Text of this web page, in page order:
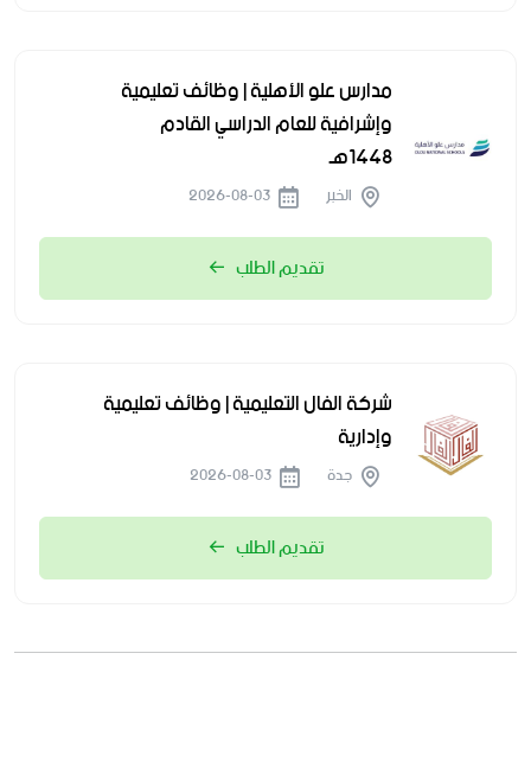
مدارس علو الأهلية | وظائف تعليمية
وإشرافية للعام الدراسي القادم
1448هـ
الخبر
تقديم الطلب
شركة الفال التعليمية | وظائف تعليمية
وإدارية
جدة
تقديم الطلب